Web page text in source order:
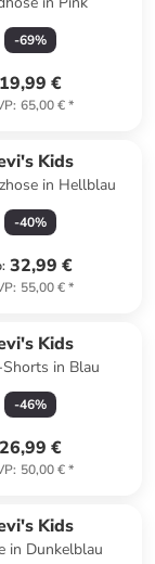
-69%
19,99 €
: 65,00 €*
Kids
in Hellblau
-40%
: 32,99 €
: 55,00 €*
Kids
Shorts in Blau
-46%
26,99 €
: 50,00 €*
Kids
in Dunkelblau